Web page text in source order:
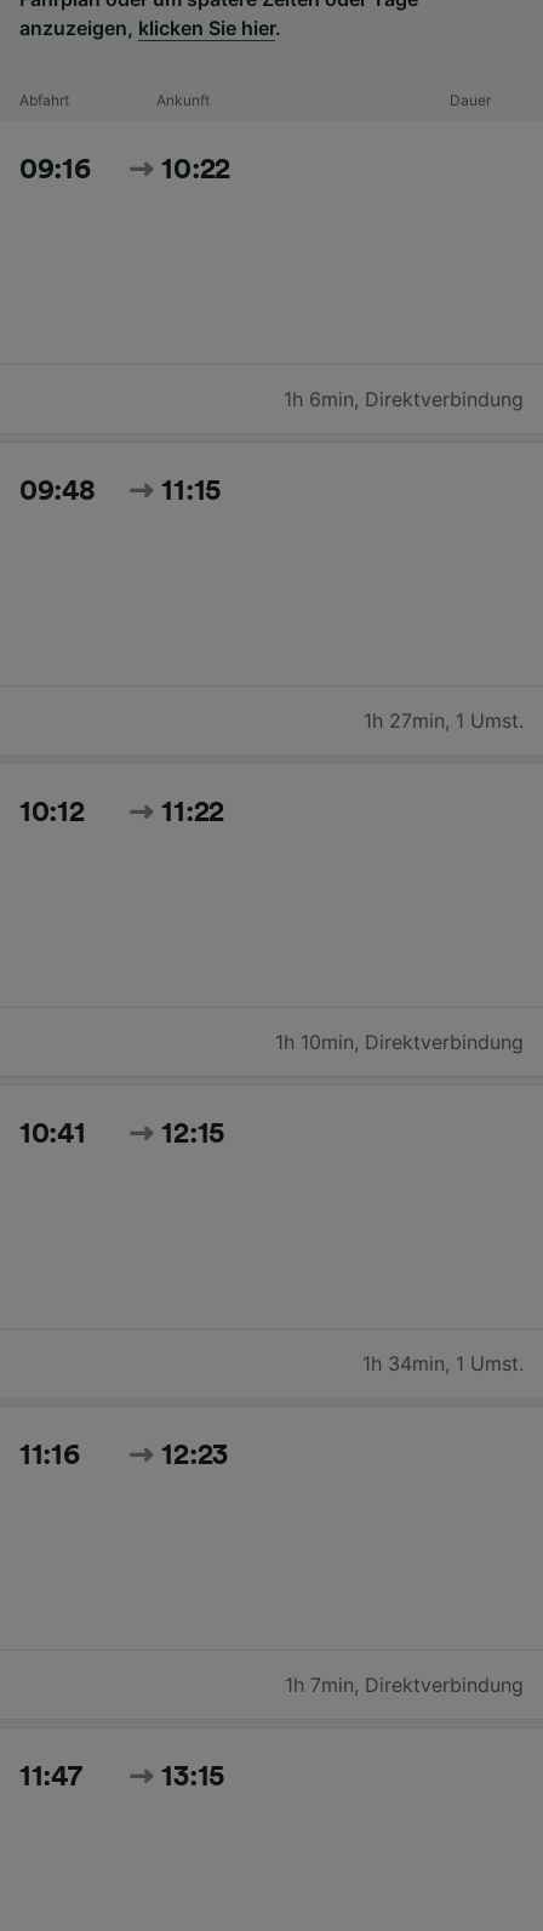
anzuzeigen, klicken Sie hier.
Abfahrt Ankunft Dauer
09:16 10:22
1h 6min, Direktverbindung
09:48 11:15
1h 27min, 1 Umst.
10:12 11:22
1h 10min, Direktverbindung
10:41 12:15
1h 34min, 1 Umst.
11:16 12:23
1h 7min, Direktverbindung
11:47 13:15